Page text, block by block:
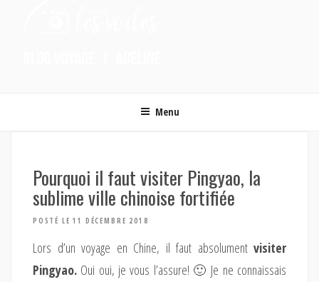
Menu
Pourquoi il faut visiter Pingyao, la
sublime ville chinoise fortifiée
POSTÉ LE 11 DÉCEMBRE 2018
Lors d’un voyage en Chine, il faut absolument visiter
Pingyao. Oui oui, je vous l’assure! 🙂 Je ne connaissais